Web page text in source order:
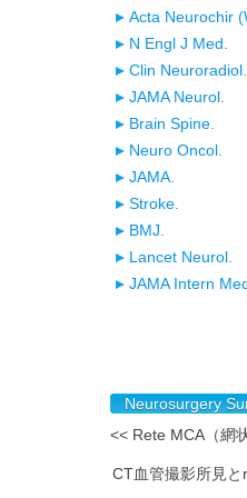
Acta Neurochir
N Engl J Med.
Clin Neuroradiol.
JAMA Neurol.
Brain Spine.
Neuro Oncol.
JAMA.
Stroke.
BMJ.
Lancet Neurol.
JAMA Intern
Neurosurgery
<< Rete MCA（網
CT血管撮影所見